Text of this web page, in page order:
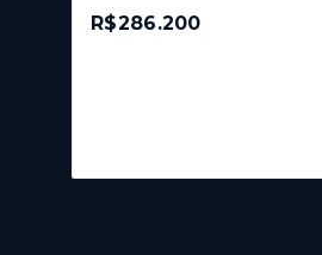
R$286.200